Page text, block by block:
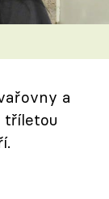
a
tříletou